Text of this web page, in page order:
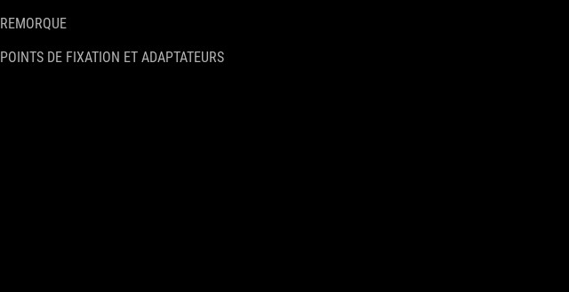
REMORQUE
POINTS DE FIXATION ET ADAPTATEURS